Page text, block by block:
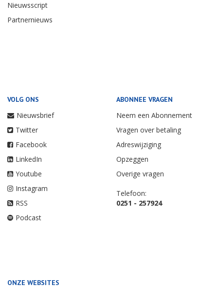
Nieuwsscript
Partnernieuws
VOLG ONS
Nieuwsbrief
Twitter
Facebook
LinkedIn
Youtube
Instagram
RSS
Podcast
ABONNEE VRAGEN
Neem een Abonnement
Vragen over betaling
Adreswijziging
Opzeggen
Overige vragen
Telefoon:
0251 - 257924
ONZE WEBSITES